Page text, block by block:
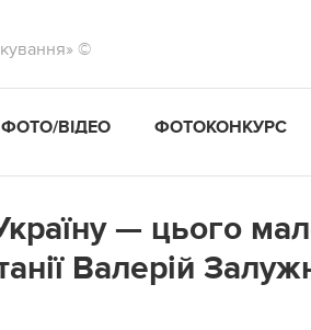
©
ФОТО/ВІДЕО ФОТОКОНКУРС
— цього
Валерій